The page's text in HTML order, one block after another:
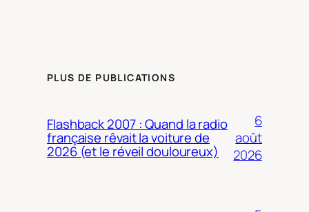
PLUS DE PUBLICATIONS
Flashback 2007 : Quand la radio
française rêvait la voiture de
2026 (et le réveil douloureux)
6
août
2026